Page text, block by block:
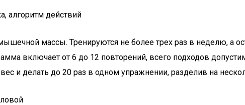
алгоритм действий
массы. Тренируются не более трех раз в неделю, а
включает от 6 до 12 повторений, всего подходов
и делать до 20 раз в одном упражнении, разделив на